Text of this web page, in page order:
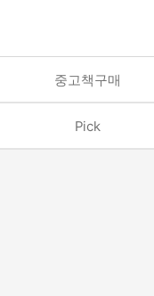
중고책구매
Pick